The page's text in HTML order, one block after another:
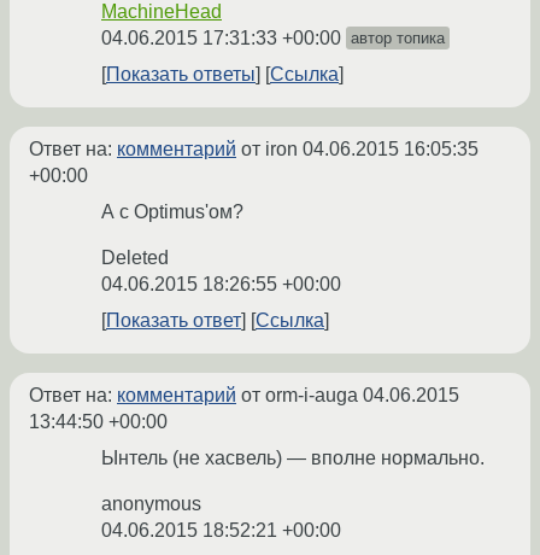
MachineHead
04.06.2015 17:31:33 +00:00 автор топика
Показать ответы Ссылка
Ответ на: комментарий от iron 04.06.2015 16:05:35
+00:00
А с Optimus'ом?
Deleted
04.06.2015 18:26:55 +00:00
Показать ответ
Ссылка
Ответ на: комментарий от orm-i-auga 04.06.2015
13:44:50 +00:00
Ынтель (не хасвель) — вполне нормально.
anonymous
04.06.2015 18:52:21 +00:00